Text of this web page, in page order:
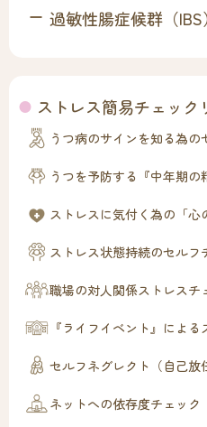
過敏性腸症候群（IBS）
ストレス簡易チェック
うつ病のサインを知る為の
うつを予防する『中年期の
ストレスに気付く為の「
ストレス状態持続のセルフ
職場の対人関係ストレスチ
『ライフイベント』によ
セルフネグレクト（自己放
ネットへの依存度チェック